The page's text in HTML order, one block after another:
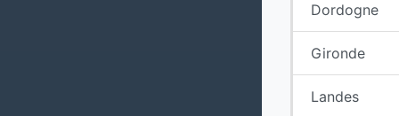
Dordogne
Gironde
Landes